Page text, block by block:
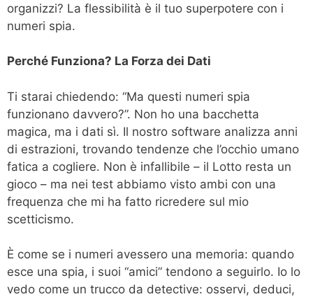
organizzi? La flessibilità è il tuo superpotere con i
numeri spia.
Perché Funziona? La Forza dei Dati
Ti starai chiedendo: “Ma questi numeri spia
funzionano davvero?”. Non ho una bacchetta
magica, ma i dati sì. Il nostro software analizza anni
di estrazioni, trovando tendenze che l’occhio umano
fatica a cogliere. Non è infallibile – il Lotto resta un
gioco – ma nei test abbiamo visto ambi con una
frequenza che mi ha fatto ricredere sul mio
scetticismo.
È come se i numeri avessero una memoria: quando
esce una spia, i suoi “amici” tendono a seguirlo. Io lo
vedo come un trucco da detective: osservi, deduci,